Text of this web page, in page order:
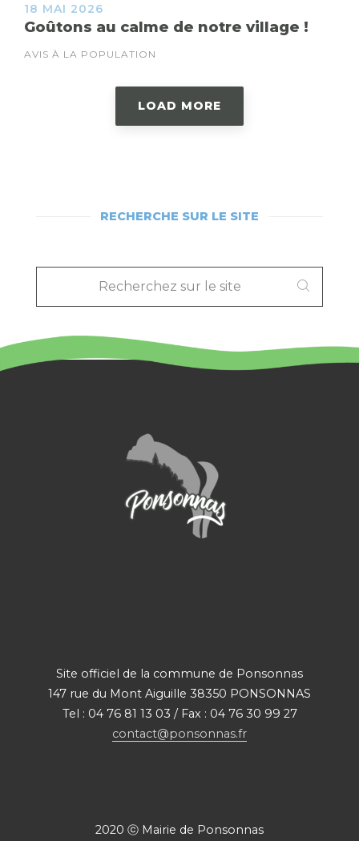
18 MAI 2026
Goûtons au calme de notre village !
AVIS À LA POPULATION
LOAD MORE
RECHERCHE SUR LE SITE
LE
SITE
Site officiel de la commune de Ponsonnas
147 rue du Mont Aiguille 38350 PONSONNAS
Tel : 04 76 81 13 03 / Fax : 04 76 30 99 27
contact@ponsonnas.fr
2020 ⓒ Mairie de Ponsonnas